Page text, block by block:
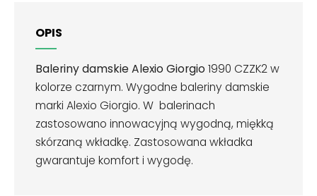
OPIS
Baleriny damskie Alexio Giorgio 1990 CZZK2 w
kolorze czarnym. Wygodne baleriny damskie
marki Alexio Giorgio. W balerinach
zastosowano innowacyjną wygodną, miękką
skórzaną wkładkę. Zastosowana wkładka
gwarantuje komfort i wygodę.